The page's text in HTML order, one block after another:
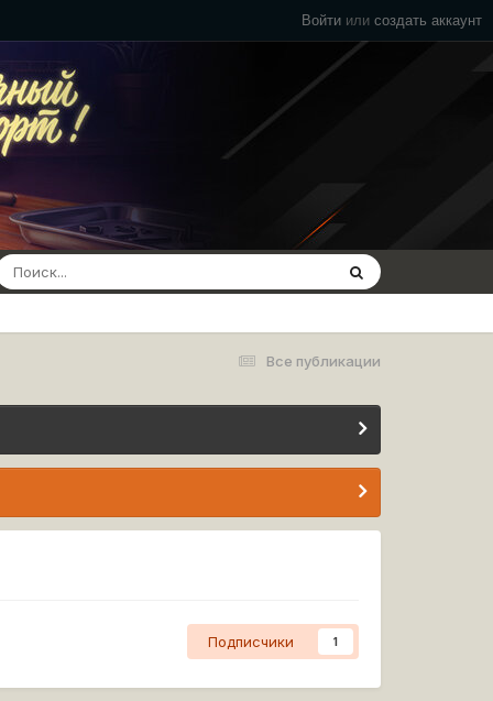
Войти или создать аккаунт
Все публикации
Подписчики 1